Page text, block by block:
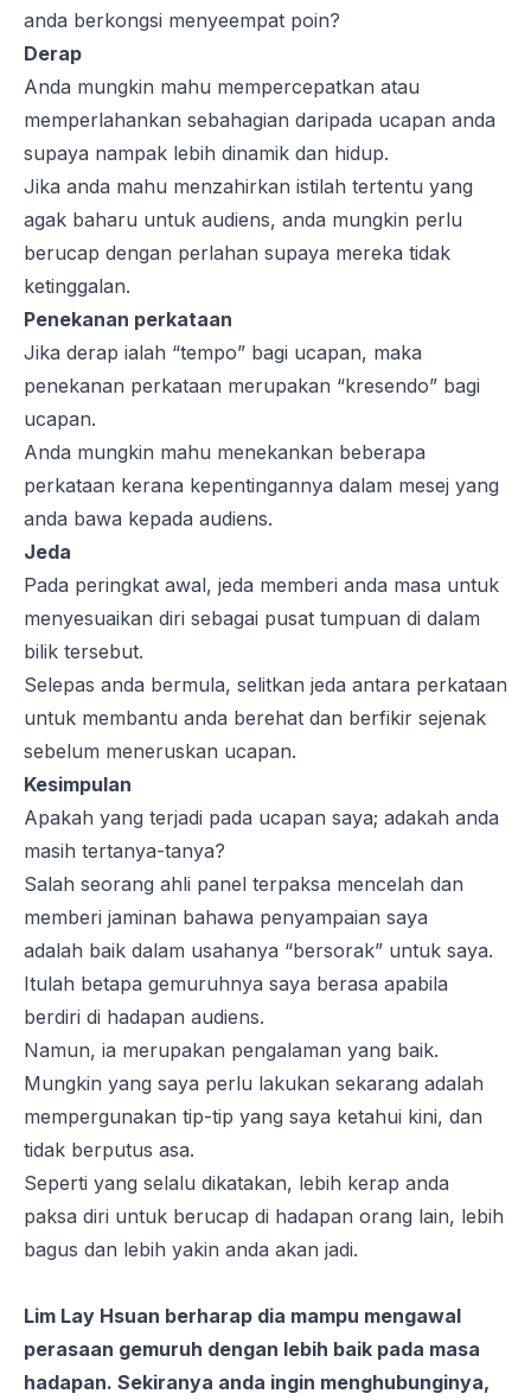
anda berkongsi menyeempat poin?
Derap
Anda mungkin mahu mempercepatkan atau
memperlahankan sebahagian daripada ucapan anda
supaya nampak lebih dinamik dan hidup.
Jika anda mahu menzahirkan istilah tertentu yang
agak baharu untuk audiens, anda mungkin perlu
berucap dengan perlahan supaya mereka tidak
ketinggalan.
Penekanan perkataan
Jika derap ialah “tempo” bagi ucapan, maka
penekanan perkataan merupakan “kresendo” bagi
ucapan.
Anda mungkin mahu menekankan beberapa
perkataan kerana kepentingannya dalam mesej yang
anda bawa kepada audiens.
Jeda
Pada peringkat awal, jeda memberi anda masa untuk
menyesuaikan diri sebagai pusat tumpuan di dalam
bilik tersebut.
Selepas anda bermula, selitkan jeda antara perkataan
untuk membantu anda berehat dan berfikir sejenak
sebelum meneruskan ucapan.
Kesimpulan
Apakah yang terjadi pada ucapan saya; adakah anda
masih tertanya-tanya?
Salah seorang ahli panel terpaksa mencelah dan
memberi jaminan bahawa penyampaian saya
adalah baik dalam usahanya “bersorak” untuk saya.
Itulah betapa gemuruhnya saya berasa apabila
berdiri di hadapan audiens.
Namun, ia merupakan pengalaman yang baik.
Mungkin yang saya perlu lakukan sekarang adalah
mempergunakan tip-tip yang saya ketahui kini, dan
tidak berputus asa.
Seperti yang selalu dikatakan, lebih kerap anda
paksa diri untuk berucap di hadapan orang lain, lebih
bagus dan lebih yakin anda akan jadi.
Lim Lay Hsuan berharap dia mampu mengawal
perasaan gemuruh dengan lebih baik pada masa
hadapan. Sekiranya anda ingin menghubunginya,